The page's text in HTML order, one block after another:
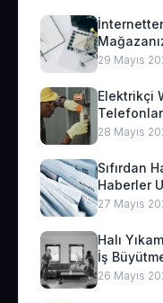
29 Mayıs
Elektrikçi
28 Mayıs
Sıfırdan
Haberler
27 Mayıs
Halı
İş
26 Mayıs